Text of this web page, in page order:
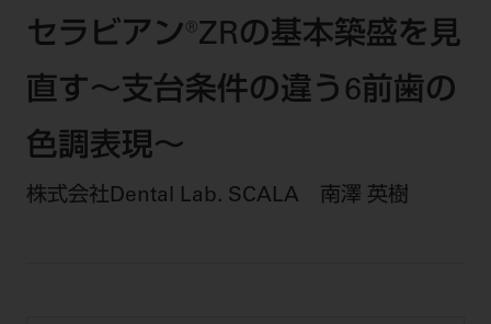
セラビアン®ZRの基本築盛を見
直す～支台条件の違う6前歯の
色調表現～
株式会社Dental Lab. SCALA 南澤 英樹
チェア・ユニット関連
レーザー装置関連
その他設備機器
製品から探す
カテゴリーから探す
メーカーから探す
デジタル製品サポート
全てのセミナー・イベント
全種別
開業マニュアル
開業医インタビュー
モリタ友の会
有料会員のご案内
学術・お役立ち情報